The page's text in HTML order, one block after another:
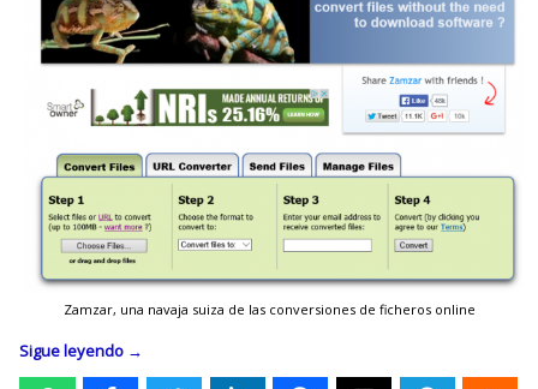
Zamzar, una navaja suiza de las conversiones de ficheros online
Sigue leyendo →